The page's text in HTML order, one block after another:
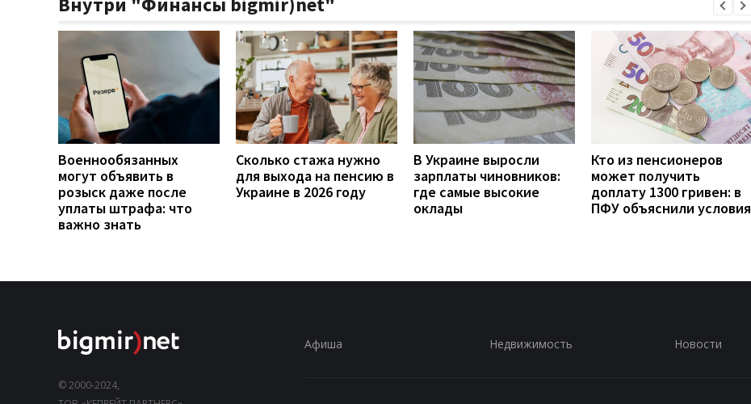
Военнообязанных
могут объявить в
розыск даже после
уплаты штрафа: что
важно знать
Сколько стажа нужно
для выхода на пенсию в
Украине в 2026 году
В Украине выросли
зарплаты чиновников:
где самые высокие
оклады
Кто из пенсионеров
может получить
доплату 1300 гривен: в
ПФУ объяснили условия
© 2000-2024,
Афиша Недвижимость Новости